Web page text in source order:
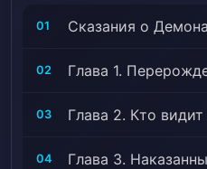
Subplot, Второй шанс,
Protagonist, Unique
01 Сказания о
02 Глава 1.
03 Глава 2. Кто
04 Глава 3.